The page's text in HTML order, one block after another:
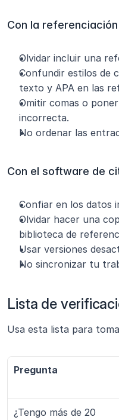
Con la
Olvidar incluir una
Confundir estilos de
texto y APA en las
Omitir comas o
incorrecta.
No ordenar las
Con el software de
Confiar en los datos
Olvidar hacer una
biblioteca de
Usar versiones
No sincronizar tu
Lista de
Usa esta lista para
Pregunta
¿Tengo más de 20